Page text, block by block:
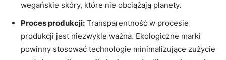
wegańskie skóry, które nie obciążają planety.
Proces produkcji: Transparentność w procesie
produkcji jest niezwykle ważna. Ekologiczne marki
powinny stosować technologie minimalizujące zużycie